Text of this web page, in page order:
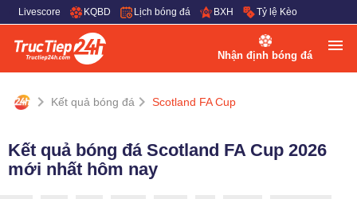
Livescore KQBD Lịch bóng đá BXH Tỷ lệ Kèo
Nhận định bóng đá
Kết quả bóng đá Scotland FA Cup
Kết quả bóng đá Scotland FA Cup 2026
mới nhất hôm nay